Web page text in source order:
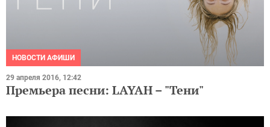
НОВОСТИ АФИШИ
29 апреля 2016, 12:42
Премьера песни: LAYAH – "Тени"